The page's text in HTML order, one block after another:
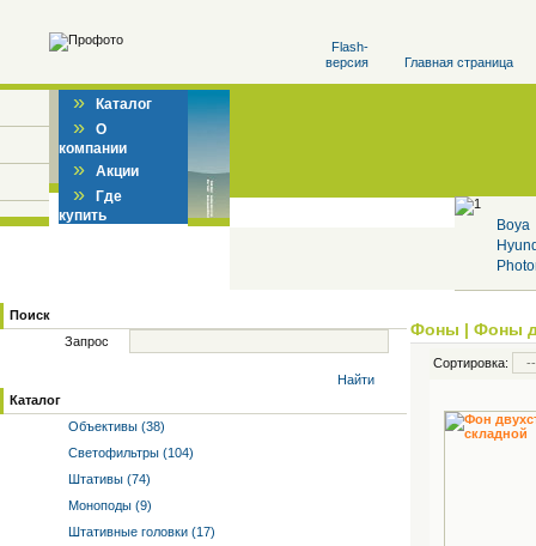
Flash-
версия
Главная страница
» Каталог
» О
компании
» Акции
» Где
купить
Boya
Поиск
Запрос
Найти
Каталог
Объективы (38)
Светофильтры (104)
Штативы (74)
Моноподы (9)
Штативные головки (17)
Фоны | Фоны
Сортировка: